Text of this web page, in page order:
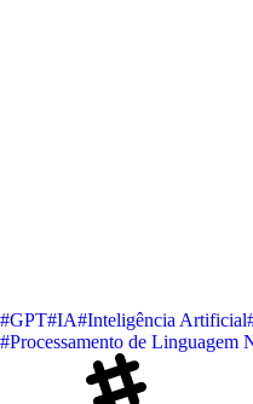
#GPT#IA#Inteligência Artificial
#Processamento de Linguagem